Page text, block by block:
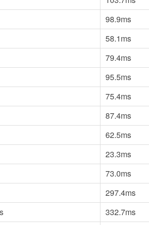
98.9ms
58.1ms
79.4ms
95.5ms
75.4ms
87.4ms
62.5ms
23.3ms
73.0ms
297.4ms
332.7ms